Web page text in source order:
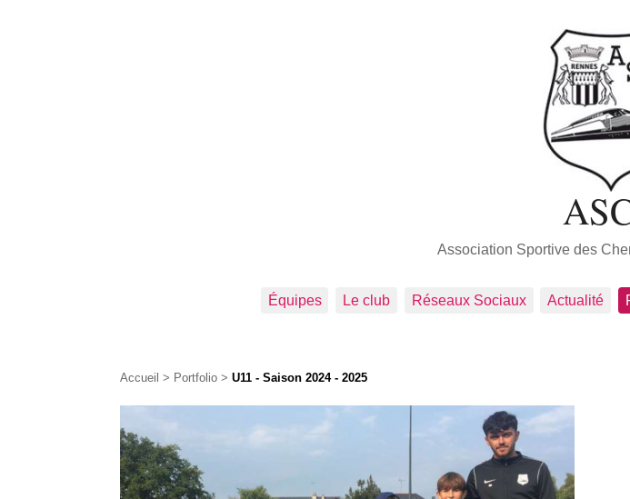
Association Sportive des
Équipes Le club Réseaux Sociaux Actualité
Accueil > Portfolio > U11 - Saison 2024 - 2025